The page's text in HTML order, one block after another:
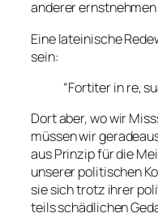
anderer
Eine lateinische
sein:
“Fortiter in re,
Dort aber, wo wir
müssen wir
aus Prinzip für die
unserer politischen
sie sich trotz ihrer
teils schädlichen